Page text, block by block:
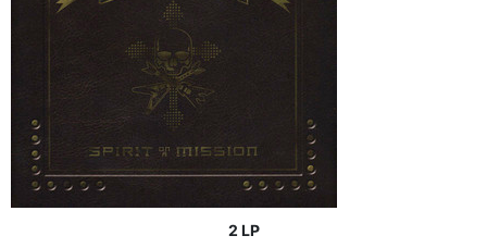
2 LP